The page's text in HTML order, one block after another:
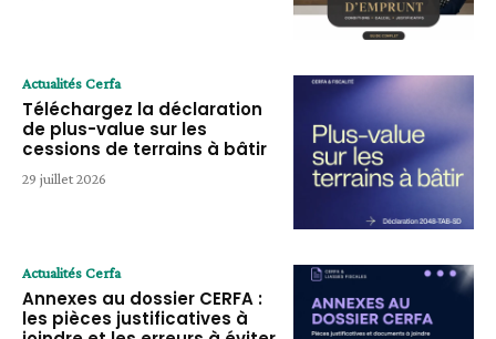
Actualités Cerfa
Téléchargez la déclaration
de plus-value sur les
cessions de terrains à bâtir
29 juillet 2026
Actualités Cerfa
Annexes au dossier CERFA :
les pièces justificatives à